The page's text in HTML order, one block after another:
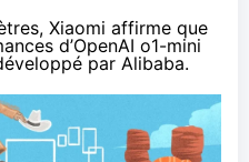
Xiaomi affirme que
d’OpenAI o1-mini
par Alibaba.